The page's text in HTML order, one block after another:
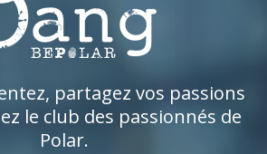
partagez vos passions
le club des passionnés de
Polar.